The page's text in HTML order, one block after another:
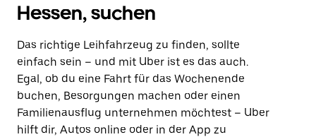
Hessen, suchen
Das richtige Leihfahrzeug zu finden, sollte
einfach sein – und mit Uber ist es das auch.
Egal, ob du eine Fahrt für das Wochenende
buchen, Besorgungen machen oder einen
Familienausflug unternehmen möchtest – Uber
hilft dir, Autos online oder in der App zu